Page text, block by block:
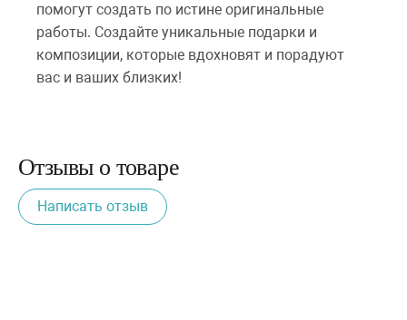
помогут создать по истине оригинальные
работы. Создайте уникальные подарки и
композиции, которые вдохновят и порадуют
вас и ваших близких!
Отзывы о товаре
Написать отзыв